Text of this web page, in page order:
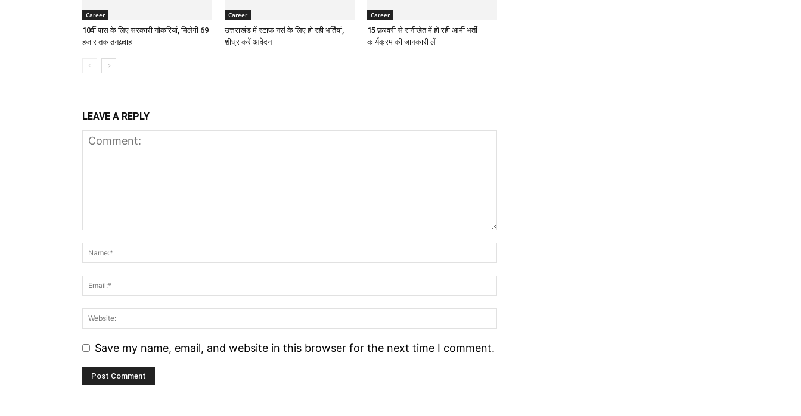
Career
10वीं पास के लिए सरकारी नौकरियां, मिलेगी 69
हजार तक तनख़्वाह
Career
उत्तराखंड में स्टाफ नर्स के लिए हो रही भर्तियां,
शीघ्र करें आवेदन
Career
15 फ़रवरी से रानीखेत में हो रही आर्मी भर्ती
कार्यक्रम की जानकारी लें
LEAVE A REPLY
Save my name, email, and website in this browser for the next time I comment.